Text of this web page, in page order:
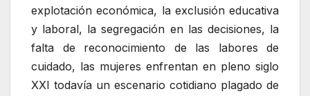
explotación económica, la exclusión educativa
y laboral, la segregación en las decisiones, la
falta de reconocimiento de las labores de
cuidado, las mujeres enfrentan en pleno siglo
XXI todavía un escenario cotidiano plagado de